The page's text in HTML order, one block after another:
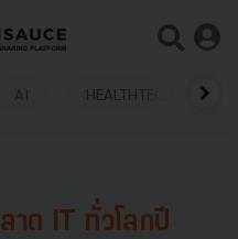
AI HEALTHTECH
ด IT ทั่วโลกปี